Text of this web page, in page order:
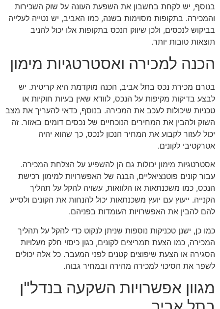
בנוסף, יש לקחת בחשבון את השפעת העונה על שוק השכירות
והמכירה. בתקופות מסוימות בשנה, כמו האביב, יש נטייה לעלייה
בביקוש לנכסים, ולכן שיווק הנכס בתקופות אלו יכול להניב
תוצאות טובות יותר.
הכנה למכירה ואסטרטגיות מימון
בטרם מכירת נכס בתל אביב, הכנה מוקדמת היא קריטית. יש
לבצע בדיקות מקיפות על הנכס, לוודא שאין בעיות חוקיות או
טכניות שיכולות לעכב את המכירה. בנוסף, כדאי להעריך את מצב
השוק ולהבין את המחירים הנוכחיים של נכסים דומים באזור. זה
יכול לעזור לקבוע את המחיר הנכון לנכס, כך שהוא יהיה
אטרקטיבי לקונים.
אסטרטגיות מימון יכולות גם הן להשפיע על הצלחת המכירה.
עבור קונים פוטנציאליים, הבנה של האפשרויות למימון רכישת
הנכס, כמו משכנתאות או הלוואות, עשויה להקל על תהליך
הקנייה. ייעוץ עם יועץ משכנתאות יכול להנחות את הקונים ולסייע
להם להבין את האפשרויות העומדות בפניהם.
כמו כן, ישנן טכניקות נוספות שניתן לנקוט כדי להקל על תהליך
המכירה, כמו הצעת תמריצים לקונים, כגון כיסוי חלק מעלויות
הסגירה או הצעת שיפוצים קטנים לפני המעבר. כל אלה יכולים
לשפר את הסיכוי למכירה מהירה ובמחיר גבוה.
מגוון אפשרויות השקעה בנדל"ן